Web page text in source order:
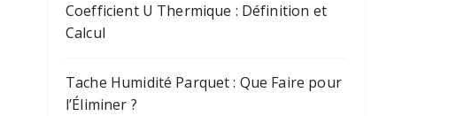
Coefficient U Thermique : Définition et
Calcul
Tache Humidité Parquet : Que Faire pour
l’Éliminer ?